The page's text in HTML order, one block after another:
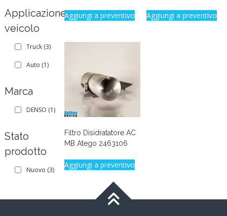
Aggiungi a preventivo Aggiungi a preventivo
Filtro Disidratatore AC
MB Atego 2463106
Aggiungi a preventivo
Applicazione
veicolo
Truck (3)
Auto (1)
Marca
DENSO (1)
Stato
prodotto
Nuovo (3)